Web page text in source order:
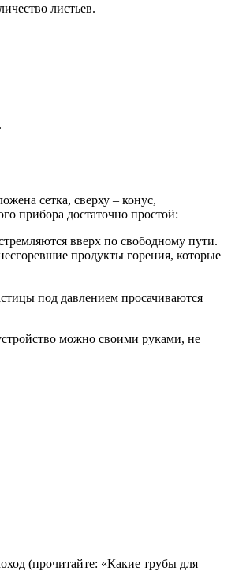
листьев.
сетка, сверху – конус,
прибора достаточно простой:
вверх по свободному пути.
продукты горения, которые
под давлением просачиваются
можно своими руками, не
(прочитайте: «Какие трубы для